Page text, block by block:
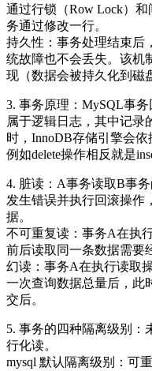
通过行锁（Row Lock）
务通过修改一行。
持久性：事务处理结束后
统故障也不会丢失。该机
现（数据会被持久化到磁
3. 事务原理：MySQL事务
属于逻辑日志，其中记录
时，InnoDB存储引擎会依
例如delete操作相反就是
4. 脏读：A事务读取B事
发生错误并执行回滚操作
据。
不可重复读：事务A在执
前后读取同一条数据需要
幻读：事务A在执行读取
一次查询数据总量后，此
交后。
5. 事务的四种隔离级别：
行化读。
mysql 默认隔离级别：可